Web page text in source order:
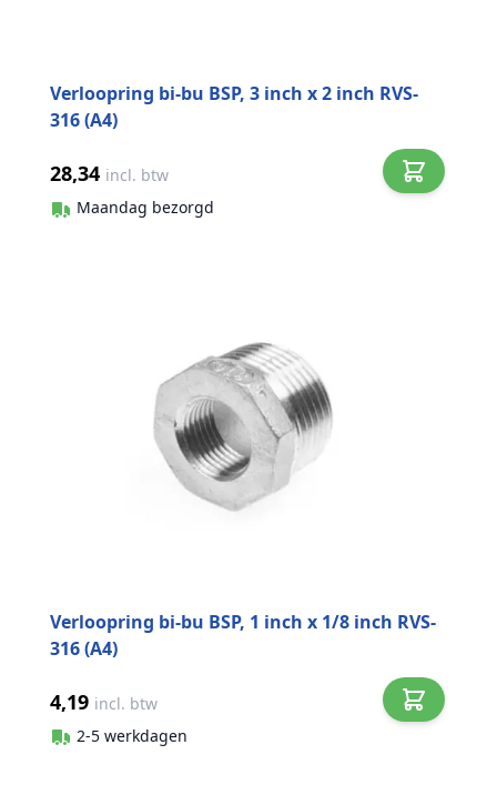
Verloopring bi-bu BSP, 3 inch x 2 inch RVS-
316 (A4)
28,34 incl. btw
Maandag bezorgd
Verloopring bi-bu BSP, 1 inch x 1/8 inch RVS-
316 (A4)
4,19 incl. btw
2-5 werkdagen